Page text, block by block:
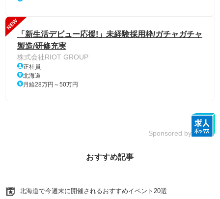
NEW
「新生活デビュー応援!」未経験採用枠/ガチャガチャ
製造/研修充実
株式会社RIOT GROUP
正社員
北海道
月給28万円～50万円
Sponsored by
おすすめ記事
北海道で今週末に開催されるおすすめイベント20選